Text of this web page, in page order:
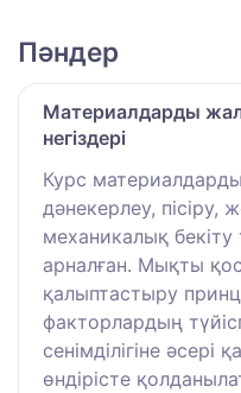
Пәндер
Материалдарды
негіздері
Курс
дәнекерлеу, пісіру,
механикалық бекіту
арналған. Мықты
қалыптастыру
факторлардың
сенімділігіне әсері
өндірісте